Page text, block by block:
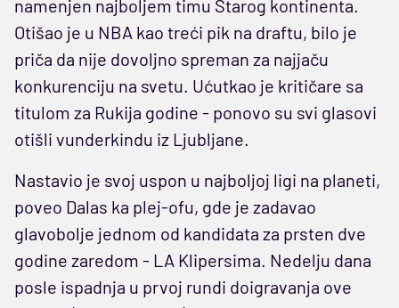
namenjen najboljem timu Starog kontinenta.
Otišao je u NBA kao treći pik na draftu, bilo je
priča da nije dovoljno spreman za najjaču
konkurenciju na svetu. Ućutkao je kritičare sa
titulom za Rukija godine - ponovo su svi glasovi
otišli vunderkindu iz Ljubljane.
Nastavio je svoj uspon u najboljoj ligi na planeti,
poveo Dalas ka plej-ofu, gde je zadavao
glavobolje jednom od kandidata za prsten dve
godine zaredom - LA Klipersima. Nedelju dana
posle ispadnja u prvoj rundi doigravanja ove